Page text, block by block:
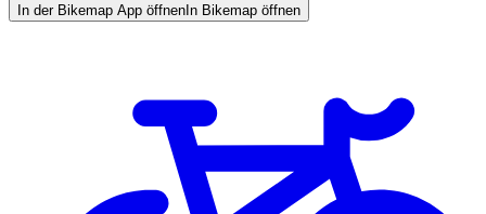
In der Bikemap App öffnen In Bikemap öffnen